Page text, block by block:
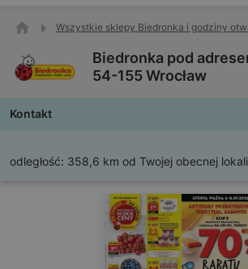
Wszystkie sklepy Biedronka i godziny
Biedronka pod
54-155 Wrocław
Kontakt
odległość: 358,6 km od Twojej obecnej